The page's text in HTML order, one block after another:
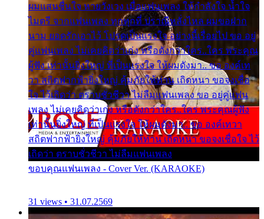
ผมแสนชื่นใจ หายวังเวง เมื่อแฟนเพลง ให้กำลังใจ น้ำใจ
ไมตรี จากแฟนเพลง ทุกทุกที่ ปราณีหลั่งไหล ผมขอฝาก
นาม ยอดรักเอาไว้ โปรดเป็นแรงใจ อย่างนี้เรื่อยไป ขอ อยู่
คู่แฟนเพลง ไม่เคยคิดว่าเก่ง หรือดังกว่าใคร..ใคร พระคุณ
ผู้ฟัง เท่านั้นยิ่งใหญ่ ที่เป็นแรงใจ ให้ผมดังมา.. ขอ องค์เท
วา สถิตฟากฟ้ายิ่งใหญ่ คุ้มภัยให้ท่าน เถิดหนา ขอจงเชื่อ
ใจ ไว้เถิดว่า ตราบชั่วชีวา ไม่ลืมแฟนเพลง ขอ อยู่คู่แฟน
เพลง ไม่เคยคิดว่าเก่ง หรือดังกว่าใคร..ใคร พระคุณผู้ฟัง
เท่านั้นยิ่งใหญ่ ที่เป็นแรงใจ ให้ผมดังมา.. ขอ องค์เทวา
สถิตฟากฟ้ายิ่งใหญ่ คุ้มภัยให้ท่าน เถิดหนา ขอจงเชื่อใจ ไว้
เถิดว่า ตราบชั่วชีวา ไม่ลืมแฟนเพลง
ขอบคุณแฟนเพลง - Cover Ver. (KARAOKE)
31 views • 31.07.2569